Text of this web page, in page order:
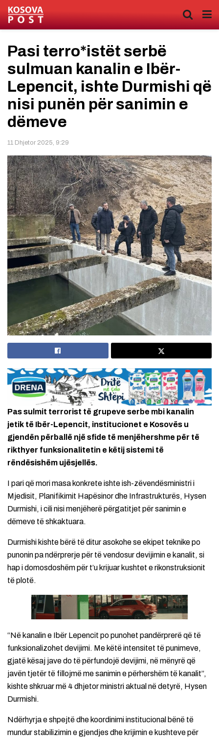
Pasi terro*istët serbë
sulmuan kanalin e Ibër-
Lepencit, ishte Durmishi që
nisi punën për sanimin e
dëmeve
11 Dhjetor 2025, 9:29
Pas sulmit terrorist të grupeve serbe mbi kanalin
jetik të Ibër-Lepencit, institucionet e Kosovës u
gjendën përballë një sfide të menjëhershme për të
rikthyer funksionalitetin e këtij sistemi të
rëndësishëm ujësjellës.
I pari që mori masa konkrete ishte ish-zëvendësministri i
Mjedisit, Planifikimit Hapësinor dhe Infrastrukturës, Hysen
Durmishi, i cili nisi menjëherë përgatitjet për sanimin e
dëmeve të shkaktuara.
Durmishi kishte bërë të ditur asokohe se ekipet teknike po
punonin pa ndërprerje për të vendosur devijimin e kanalit, si
hap i domosdoshëm për t’u krijuar kushtet e rikonstruksionit
të plotë.
“Në kanalin e Ibër Lepencit po punohet pandërprerë që të
funksionalizohet devijimi. Me këtë intensitet të punimeve,
gjatë kësaj jave do të përfundojë devijimi, në mënyrë që
javën tjetër të fillojmë me sanimin e përhershëm të kanalit”,
kishte shkruar më 4 dhjetor ministri aktual në detyrë, Hysen
Durmishi.
Ndërhyrja e shpejtë dhe koordinimi institucional bënë të
mundur stabilizimin e gjendjes dhe krijimin e kushteve për